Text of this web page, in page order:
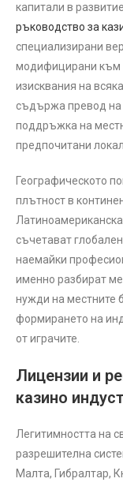
капитали в
ръководство за
специализирани
модифицирани към
изисквания на
съдържа превод на
поддръжка на
предпочитани
Географическото
плътност в
съчетават
наемайки
именно разбират
нужди на местните
формирането на
от играчите.
Лицензии и
казино
Легитимността на
разрешителна
Малта, Гибралтар,